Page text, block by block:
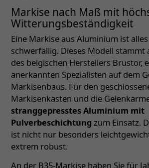
Markise nach Maß mit
Witterungsbeständigkeit
Eine Markise aus Aluminium ist
schwerfällig. Dieses Modell stammt
des belgischen Herstellers Brustor,
anerkannten Spezialisten auf dem
Markisenbaus. Für den
Markisenkasten und die
stranggepresstes Aluminium mit
Pulverbeschichtung zum Einsatz.
ist nicht nur besonders
extrem robust.
An der B35-Markise haben Sie für